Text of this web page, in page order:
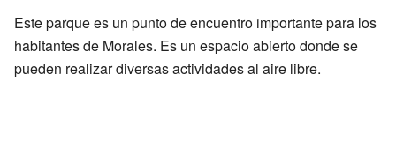
Este parque es un punto de encuentro importante para los
habitantes de Morales. Es un espacio abierto donde se
pueden realizar diversas actividades al aire libre.